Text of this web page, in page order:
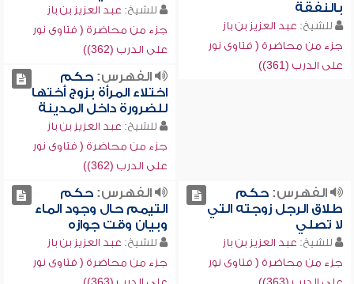
بالنفقة
للشيخ: عبد العزيز بن باز
جزء من محاضرة ( فتاوى نور
على الدرب (361))
للشيخ: عبد العزيز بن باز
جزء من محاضرة ( فتاوى نور
على الدرب (362))
الفهرس:حكم
اختلاء المرأة بزوج أختها
للضرورة داخل المدينة
للشيخ: عبد العزيز بن باز
جزء من محاضرة ( فتاوى نور
على الدرب (362))
الفهرس:حكم
طلاق الرجل زوجته التي
لا تصلي
للشيخ: عبد العزيز بن باز
جزء من محاضرة ( فتاوى نور
الفهرس:حكم
التيمم حال وجود الماء
وبيان وقت جوازه
للشيخ: عبد العزيز بن باز
جزء من محاضرة ( فتاوى نور